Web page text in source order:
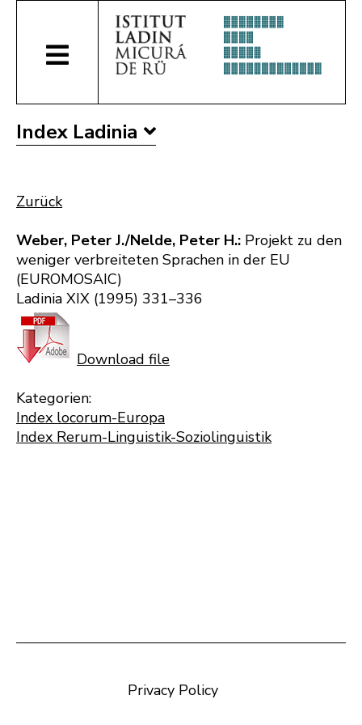
Index Ladinia
Zurück
Weber, Peter J./Nelde, Peter H.: Projekt zu den
weniger verbreiteten Sprachen in der EU
(EUROMOSAIC)
Ladinia XIX (1995) 331–336
Download file
Kategorien:
Index locorum-Europa
Index Rerum-Linguistik-Soziolinguistik
Privacy Policy